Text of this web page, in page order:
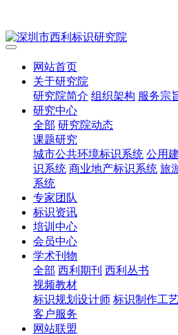
网站首页
关于研究院
研究院简介 组织架构 服务宗
研究中心
全部 研究院动态
课题研究
城市公共环境标识系统 公用
识系统 商业地产标识系统 旅
系统
专家团队
标识资讯
培训中心
会员中心
学术刊物
全部 西利期刊 西利丛书
视频教材
标识规划设计师 标识制作工
客户服务
网站联盟